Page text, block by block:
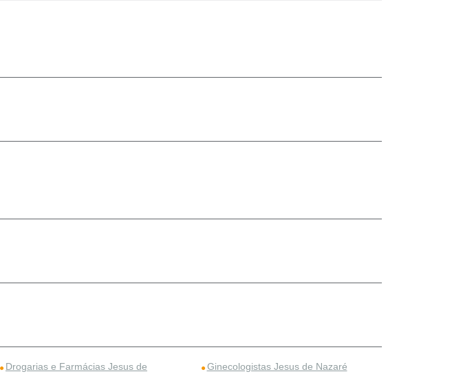
Drogarias e Farmácias Jesus de
Ginecologistas Jesus de Nazaré